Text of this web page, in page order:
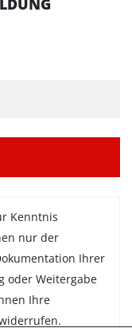
Kenntnis
nur der
Ihrer
oder Weitergabe
Ihre